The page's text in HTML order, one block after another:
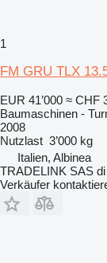
1
FM GRU TLX
EUR 41’000 ≈ CHF
Baumaschinen -
2008
Nutzlast 3’000 kg
Italien, Albinea
TRADELINK SAS
Verkäufer